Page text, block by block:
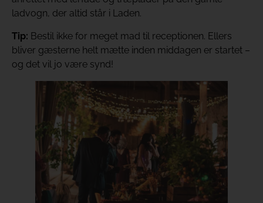
ladvogn, der altid står i Laden.
Tip: Bestil ikke for meget mad til receptionen. Ellers
bliver gæsterne helt mætte inden middagen er startet –
og det vil jo være synd!